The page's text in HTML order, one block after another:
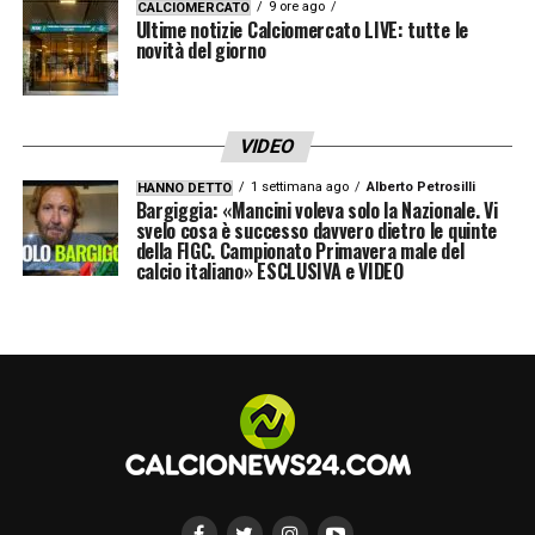
ambizioni del Salisburgo nel Mondiale per
Club, dove cercherà di replicare le sue ottime
performance.
MONDIALE PER CLUB 2025: DATE, GIRONI,
CALENDARIO, RISULTATI
Il giovane più interessante: Edmund
Baidoo
(ala
destra/attaccante,classe 2006 ). Baidoo si è
stagione 2024/2025, dimostrando
CALCIOMERCATO 9 ore ago
Ultime notizie Calciomercato LIVE: tutte le
novità del giorno
VIDEO
HANNO DETTO 1 settimana ago Alberto Petrosilli
Bargiggia: «Mancini voleva solo la Nazionale. Vi
svelo cosa è successo davvero dietro le quinte
della FIGC. Campionato Primavera male del
calcio italiano» ESCLUSIVA e VIDEO